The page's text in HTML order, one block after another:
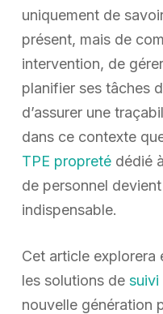
uniquement de
présent, mais de
intervention, de
planifier ses tâches
d’assurer une
dans ce contexte
TPE propretédédié
de personnel
indispensable.
Cet article explorera
les solutions de suivi
nouvelle génération